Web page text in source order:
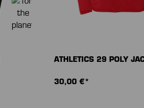
ATHLETICS 29 POLY
30,00 €*